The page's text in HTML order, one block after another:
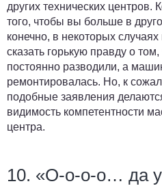
других технических центров.
того, чтобы вы больше в
конечно, в некоторых
сказать горькую правду о
постоянно разводили, а
ремонтировалась. Но, к
подобные заявления
видимость компетентности
центра.
10. «О-о-о-о… да у